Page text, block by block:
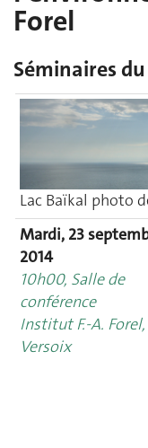
Forel
Séminaires
Lac Baïkal photo
Mardi, 23
2014
10h00, Salle de
conférence
Institut F.-A. Forel,
Versoix